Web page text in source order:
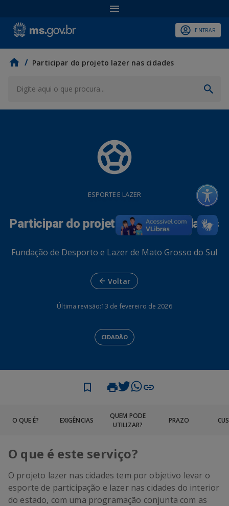
ENTRAR
/ Participar do projeto lazer nas cidades
ESPORTE E LAZER
Participar do projeto lazer nas cidades
Fundação de Desporto e Lazer de Mato Grosso do Sul
Voltar
Última revisão:13 de fevereiro de 2026
CIDADÃO
sports_soccer
O QUE É? EXIGÊNCIAS
QUEM PODE
UTILIZAR?
PRAZO
O que é este serviço?
O projeto lazer nas cidades tem por objetivo levar o
esporte de participação e lazer nas cidades do interior
do estado, com uma programação conjunta com as